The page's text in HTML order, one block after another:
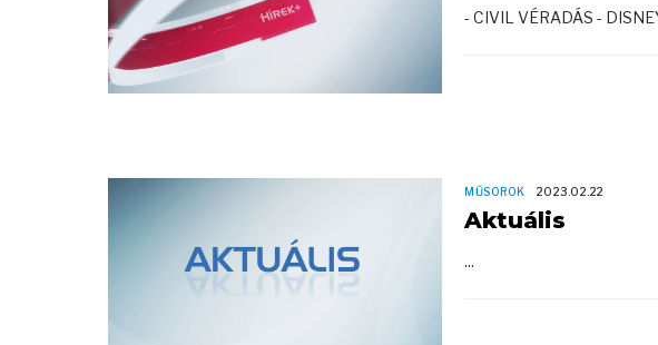
- CIVIL VÉRADÁS -
MŰSOROK 2023.02.22
Aktuális
...